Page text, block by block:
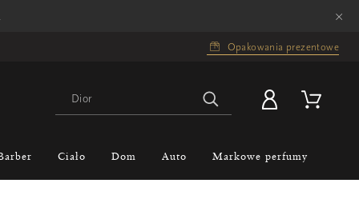
×
Opakowania prezentowe
Ciało Dom Auto Markowe perfumy